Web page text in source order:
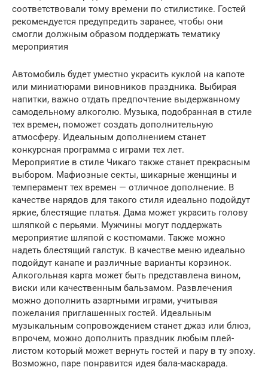
соответствовали тому времени по стилистике. Гостей
рекомендуется предупредить заранее, чтобы они
смогли должным образом поддержать тематику
мероприятия
Автомобиль будет уместно украсить куклой на капоте
или миниатюрами виновников праздника. Выбирая
напитки, важно отдать предпочтение выдержанному
самодельному алкоголю. Музыка, подобранная в стиле
тех времен, поможет создать дополнительную
атмосферу. Идеальным дополнением станет
конкурсная программа с играми тех лет.
Мероприятие в стиле Чикаго также станет прекрасным
выбором. Мафиозные секты, шикарные женщины и
темперамент тех времен — отличное дополнение. В
качестве нарядов для такого стиля идеально подойдут
яркие, блестящие платья. Дама может украсить голову
шляпкой с перьями. Мужчины могут поддержать
мероприятие шляпой с костюмами. Также можно
надеть блестящий галстук. В качестве меню идеально
подойдут канапе и различные варианты корзинок.
Алкогольная карта может быть представлена вином,
виски или качественным бальзамом. Развлечения
можно дополнить азартными играми, учитывая
пожелания приглашенных гостей. Идеальным
музыкальным сопровождением станет джаз или блюз,
впрочем, можно дополнить праздник любым плей-
листом который может вернуть гостей и пару в ту эпоху.
Возможно, паре понравится идея бала-маскарада.